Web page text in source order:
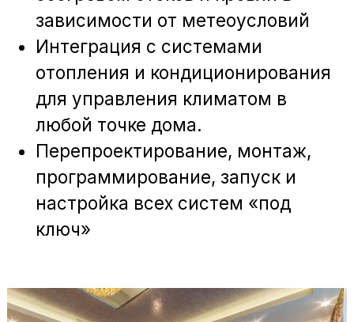
составим смету.
ЗАПЛАНИРОВАТЬ ВСТРЕЧУ
О нас
Проекты
Новости
Умный дом
Климат-контроль
Домашний
ООО «ЭСТ»
ИНН 7736643250
ОГРН 1127746374216